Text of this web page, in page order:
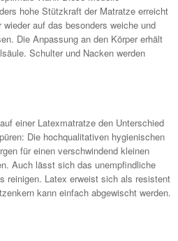
hohe Stützkraft der Matratze erreicht
auf das besonders weiche und
Die Anpassung an den Körper erhält
Schulter und Nacken werden
einer Latexmatratze den Unterschied
Die hochqualitativen hygienischen
für einen verschwindend kleinen
Auch lässt sich das unempfindliche
reinigen. Latex erweist sich als resistent
kann einfach abgewischt werden.